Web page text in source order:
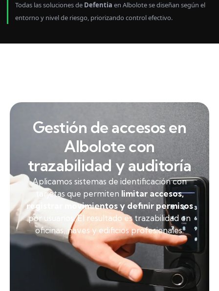
Todas las soluciones de Defentia en Albolote se diseñan según el
entorno y nivel de riesgo, priorizando control efectivo.
Gestión de accesos en
Albolote con
trazabilidad y auditoría
Aplicamos sistemas de identificación con
tarjetas que permiten limitar accesos,
registrar movimientos y definir permisos
por usuarios. El resultado es trazabilidad en
oficinas, naves y edificios profesionales.